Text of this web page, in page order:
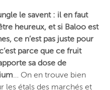
le savent : il en faut
heureux, et si Baloo est
ce n’est pas juste pour
parce que ce fruit
sa dose de
… On en trouve bien
les étals des marchés et